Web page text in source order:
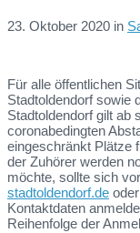
23. Oktober 2020 in
Für alle öffentlichen
Stadtoldendorf sowie
Stadtoldendorf gilt ab
coronabedingten
eingeschränkt Plätze
der Zuhörer werden
möchte, sollte sich
stadtoldendorf.de
Kontaktdaten
Reihenfolge der